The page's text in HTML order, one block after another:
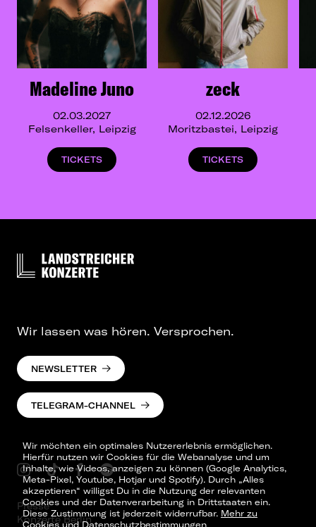
Madeline Juno
02.03.2027
Felsenkeller, Leipzig
TICKETS
zeck
02.12.2026
Moritzbastei, Leipzig
TICKETS
Wir möchten ein optimales Nutzererlebnis ermöglichen.
Hierfür nutzen wir Cookies für die Webanalyse und um
Inhalte, wie Videos, anzeigen zu können (Google Analytics,
Meta-Pixel, Youtube, Hotjar und Spotify). Durch „Alles
akzeptieren“ willigst Du in die Nutzung der relevanten
Cookies und der Datenverarbeitung in Drittstaaten ein.
Diese Zustimmung ist jederzeit widerrufbar. Mehr zu
Cookies und Datenschutzbestimmungen
Wir lassen was hören. Versprochen.
NEWSLETTER
TELEGRAM-CHANNEL
Presse
Konzerte Berlin